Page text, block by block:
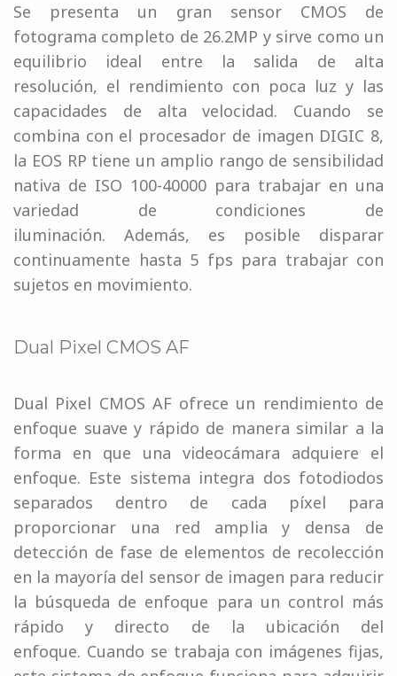
Se presenta un gran sensor CMOS de
fotograma completo de 26.2MP y sirve como un
equilibrio ideal entre la salida de alta
resolución, el rendimiento con poca luz y las
capacidades de alta velocidad. Cuando se
combina con el procesador de imagen DIGIC 8,
la EOS RP tiene un amplio rango de sensibilidad
nativa de ISO 100-40000 para trabajar en una
variedad de condiciones de
iluminación. Además, es posible disparar
continuamente hasta 5 fps para trabajar con
sujetos en movimiento.
Dual Pixel CMOS AF
Dual Pixel CMOS AF ofrece un rendimiento de
enfoque suave y rápido de manera similar a la
forma en que una videocámara adquiere el
enfoque. Este sistema integra dos fotodiodos
separados dentro de cada píxel para
proporcionar una red amplia y densa de
detección de fase de elementos de recolección
en la mayoría del sensor de imagen para reducir
la búsqueda de enfoque para un control más
rápido y directo de la ubicación del
enfoque. Cuando se trabaja con imágenes fijas,